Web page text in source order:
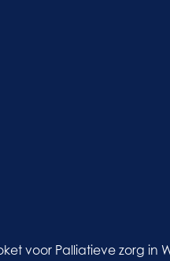
voor Palliatieve zorg in